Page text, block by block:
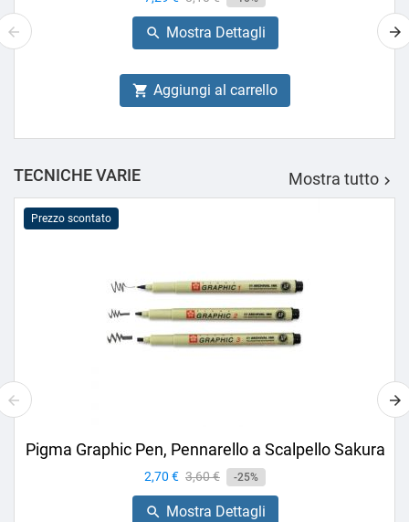
base
 Mostra Dettagli
 Aggiungi al carrello
TECNICHE VARIE Mostra tutto 
Prezzo scontato
Pigma Graphic Pen, Pennarello a Scalpello Sakura
Prezzo
2,70 € Prezzo
base
3,60 € -25%
 Mostra Dettagli